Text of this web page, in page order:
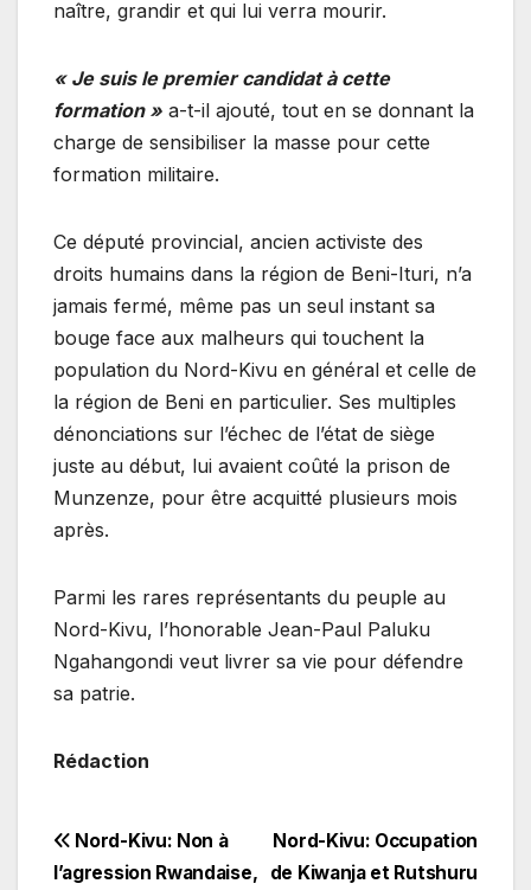
naître, grandir et qui lui verra mourir.
« Je suis le premier candidat à cette
formation » a-t-il ajouté, tout en se donnant la
charge de sensibiliser la masse pour cette
formation militaire.
Ce député provincial, ancien activiste des
droits humains dans la région de Beni-Ituri, n’a
jamais fermé, même pas un seul instant sa
bouge face aux malheurs qui touchent la
population du Nord-Kivu en général et celle de
la région de Beni en particulier. Ses multiples
dénonciations sur l’échec de l’état de siège
juste au début, lui avaient coûté la prison de
Munzenze, pour être acquitté plusieurs mois
après.
Parmi les rares représentants du peuple au
Nord-Kivu, l’honorable Jean-Paul Paluku
Ngahangondi veut livrer sa vie pour défendre
sa patrie.
Rédaction
Navigation
Nord-Kivu: Occupation
de Kiwanja et Rutshuru
Nord-Kivu: Non à
l’agression Rwandaise,